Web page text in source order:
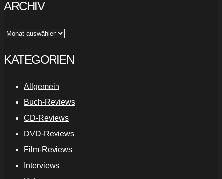
ARCHIV
Archiv
KATEGORIEN
Allgemein
Buch-Reviews
CD-Reviews
DVD-Reviews
Film-Reviews
Interviews